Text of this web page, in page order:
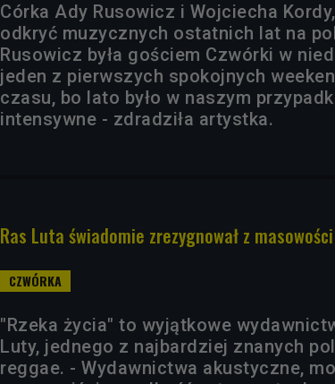
Córka Ady Rusowicz i Wojciecha
odkryć muzycznych ostatnich lat na
Rusowicz była gościem Czwórki w
jeden z pierwszych spokojnych
czasu, bo lato było w naszym
intensywne - zdradziła artystka.
Ras Luta świadomie zrezygnował z masowości
"Rzeka życia" to wyjątkowe
Luty, jednego z najbardziej znanych
reggae. - Wydawnictwa akustyczne,